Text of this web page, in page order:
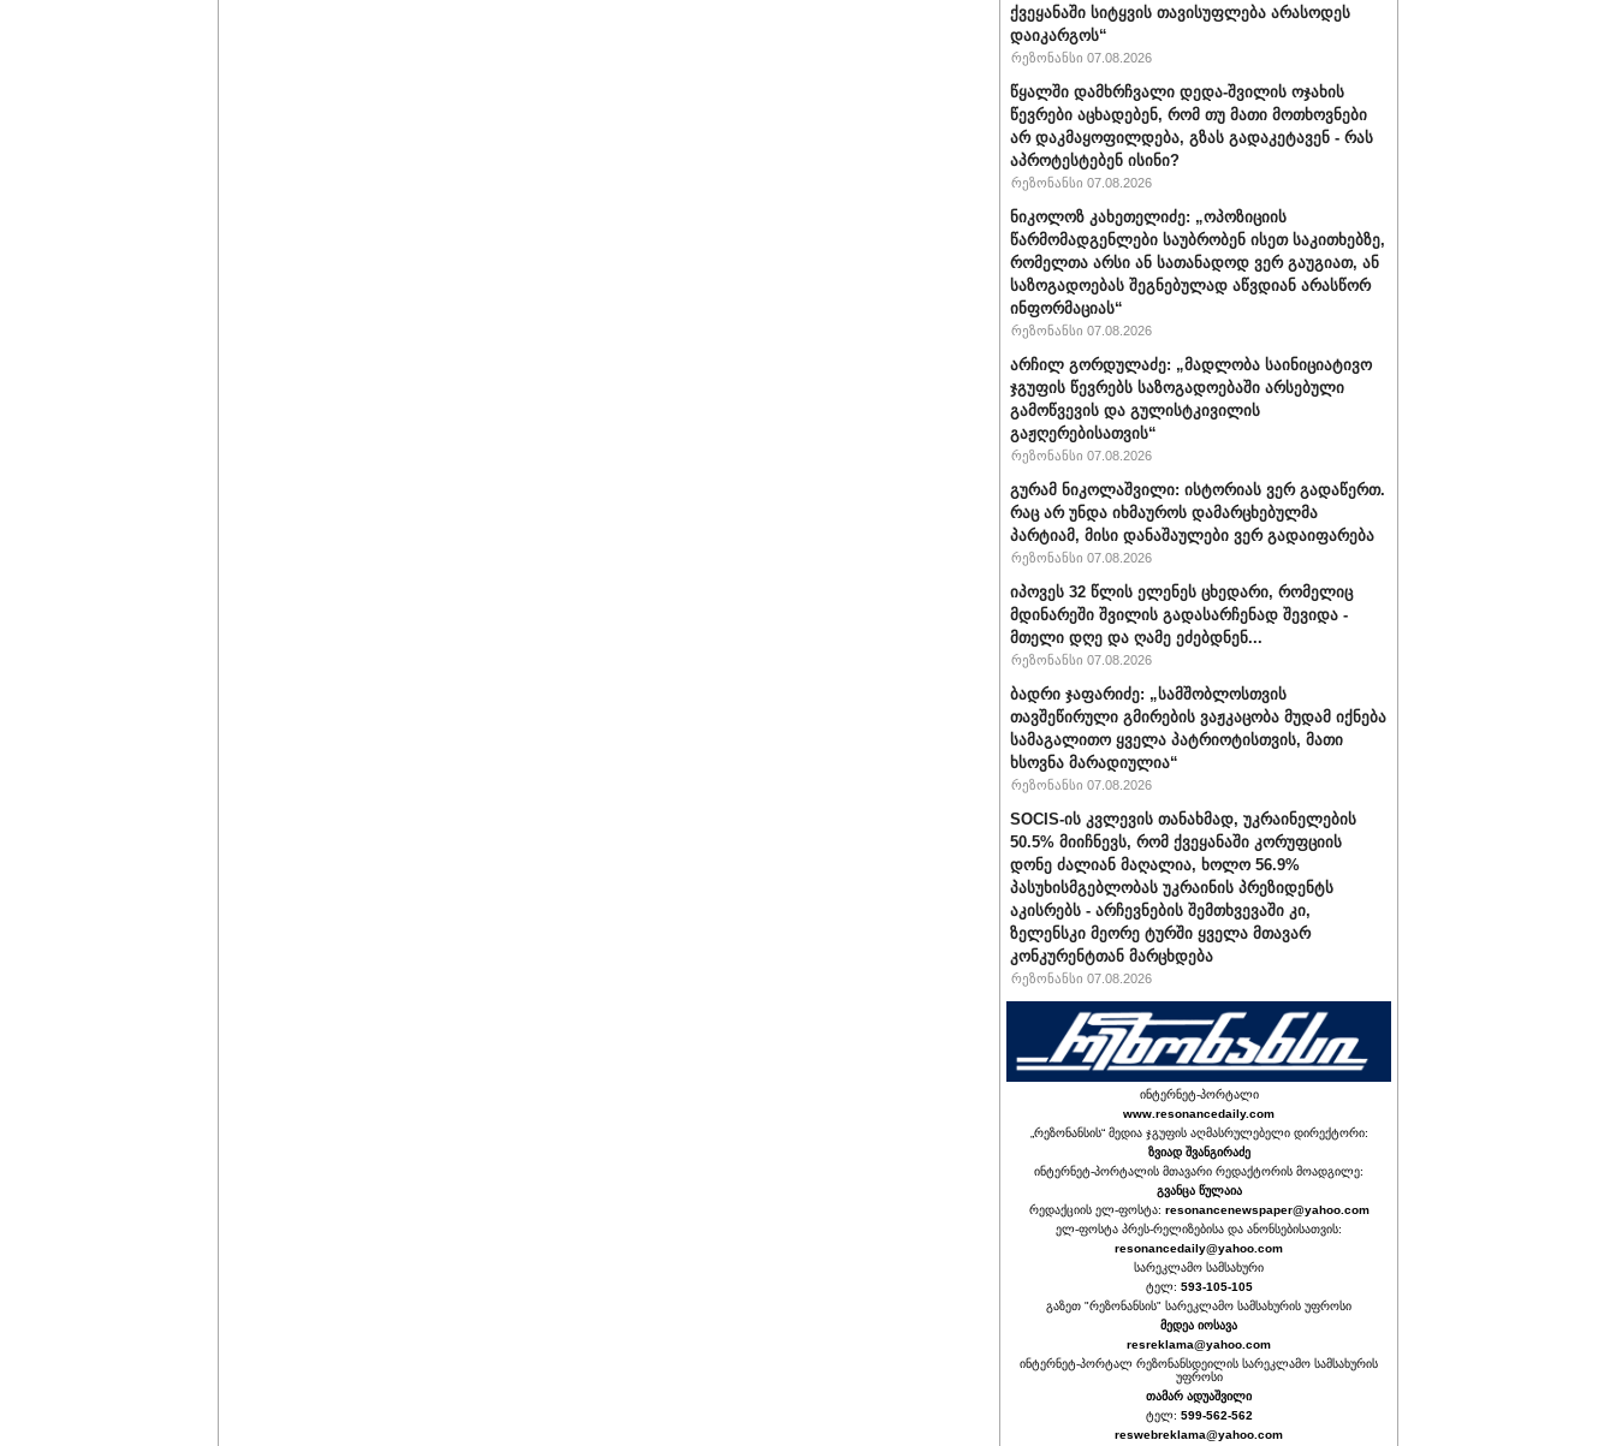
ქვეყანაში სიტყვის თავისუფლება არასოდეს
დაიკარგოს“
რეზონანსი 07.08.2026
წყალში დამხრჩვალი დედა-შვილის ოჯახის
წევრები აცხადებენ, რომ თუ მათი მოთხოვნები
არ დაკმაყოფილდება, გზას გადაკეტავენ - რას
აპროტესტებენ ისინი?
რეზონანსი 07.08.2026
ნიკოლოზ კახეთელიძე: „ოპოზიციის
წარმომადგენლები საუბრობენ ისეთ საკითხებზე,
რომელთა არსი ან სათანადოდ ვერ გაუგიათ, ან
საზოგადოებას შეგნებულად აწვდიან არასწორ
ინფორმაციას“
რეზონანსი 07.08.2026
არჩილ გორდულაძე: „მადლობა საინიციატივო
ჯგუფის წევრებს საზოგადოებაში არსებული
გამოწვევის და გულისტკივილის
გაჟღერებისათვის“
რეზონანსი 07.08.2026
გურამ ნიკოლაშვილი: ისტორიას ვერ გადაწერთ.
რაც არ უნდა იხმაუროს დამარცხებულმა
პარტიამ, მისი დანაშაულები ვერ გადაიფარება
რეზონანსი 07.08.2026
იპოვეს 32 წლის ელენეს ცხედარი, რომელიც
მდინარეში შვილის გადასარჩენად შევიდა -
მთელი დღე და ღამე ეძებდნენ...
რეზონანსი 07.08.2026
ბადრი ჯაფარიძე: „სამშობლოსთვის
თავშეწირული გმირების ვაჟკაცობა მუდამ იქნება
სამაგალითო ყველა პატრიოტისთვის, მათი
ხსოვნა მარადიულია“
რეზონანსი 07.08.2026
SOCIS-ის კვლევის თანახმად, უკრაინელების
50.5% მიიჩნევს, რომ ქვეყანაში კორუფციის
დონე ძალიან მაღალია, ხოლო 56.9%
პასუხისმგებლობას უკრაინის პრეზიდენტს
აკისრებს - არჩევნების შემთხვევაში კი,
ზელენსკი მეორე ტურში ყველა მთავარ
კონკურენტთან მარცხდება
რეზონანსი 07.08.2026
ინტერნეტ-პორტალი
www.resonancedaily.com
„რეზონანსის“ მედია ჯგუფის აღმასრულებელი დირექტორი:
ზვიად შვანგირაძე
ინტერნეტ-პორტალის მთავარი რედაქტორის მოადგილე:
გვანცა წულაია
რედაქციის ელ-ფოსტა: resonancenewspaper@yahoo.com
ელ-ფოსტა პრეს-რელიზებისა და ანონსებისათვის:
resonancedaily@yahoo.com
სარეკლამო სამსახური
ტელ: 593-105-105
გაზეთ "რეზონანსის" სარეკლამო სამსახურის უფროსი
მედეა იოსავა
resreklama@yahoo.com
ინტერნეტ-პორტალ რეზონანსდეილის სარეკლამო სამსახურის
უფროსი
თამარ ადუაშვილი
ტელ: 599-562-562
reswebreklama@yahoo.com